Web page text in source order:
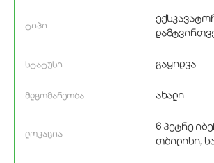
ტიპი
სტატუსი გაყიდვა
მდგომარეობა ახალი
ლოკაცია
6 პეტრე
თბილისი,